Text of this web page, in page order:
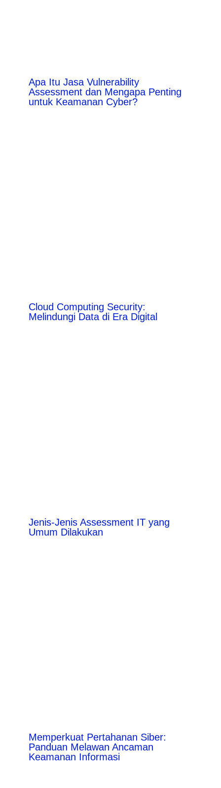
Apa Itu Jasa Vulnerability
Assessment dan Mengapa Penting
untuk Keamanan Cyber?
Cloud Computing Security:
Melindungi Data di Era Digital
Jenis-Jenis Assessment IT yang
Umum Dilakukan
Memperkuat Pertahanan Siber:
Panduan Melawan Ancaman
Keamanan Informasi